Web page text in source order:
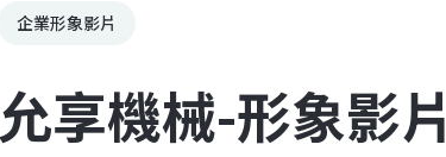
企業形象影片
允享機械-形象影片